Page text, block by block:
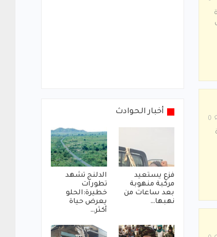
أخبار الحوادث
فزع يستعيد
مركبة منهوبة
بعد ساعات من
نهبها…
الدلنج تشهد
تطورات
خطيرة:الحلو
يعرض حياة
أكثر…